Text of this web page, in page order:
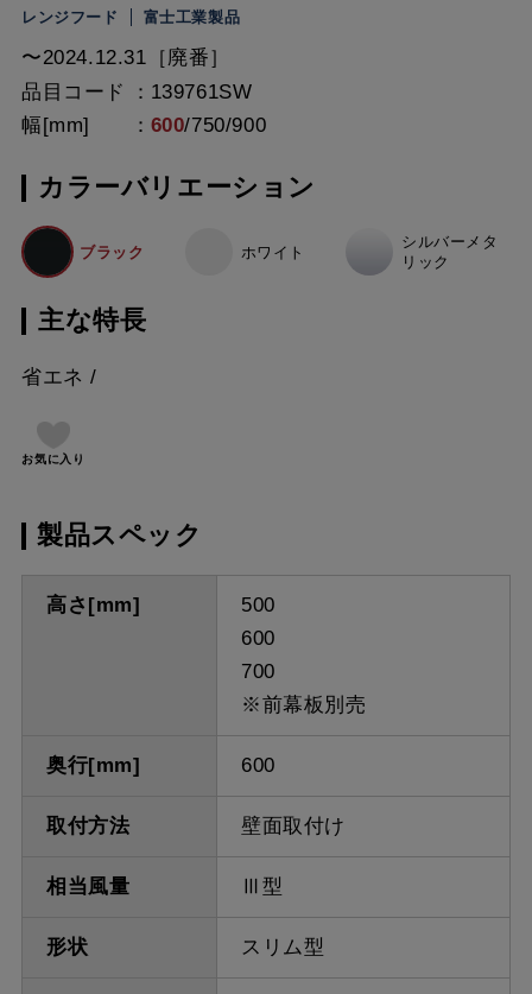
レンジフード 富士工業製品
〜2024.12.31［廃番］
品目コード
139761SW
幅[mm]
600/750/900
カラーバリエーション
ブラック ホワイト
シルバーメタ
リック
主な特長
省エネ
お気に入り
製品スペック
高さ[mm]
500
600
700
※前幕板別売
奥行[mm] 600
取付方法 壁面取付け
相当風量 Ⅲ型
形状 スリム型